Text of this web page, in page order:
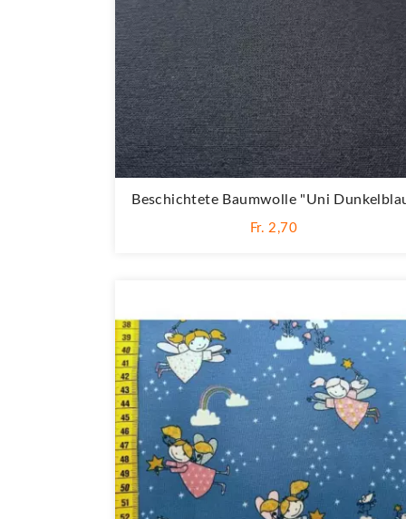
Beschichtete Baumwolle "Uni
Fr. 2,70